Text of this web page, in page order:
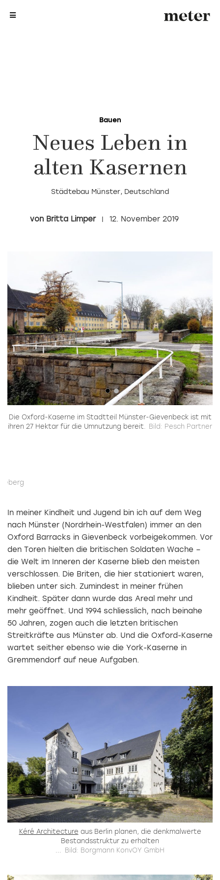
Bauen
Neues Leben in
alten Kasernen
Städtebau Münster, Deutschland
Britta Limper 12. November 2019
Die Oxford-Kaserne im Stadtteil Münster-Gievenbeck ist mit
ihren 27 Hektar für die Umnutzung bereit. Bild: Pesch Partner
In meiner Kindheit und Jugend bin ich auf dem Weg
nach Münster (Nordrhein-Westfalen) immer an den
Oxford Barracks in Gievenbeck vorbeigekommen. Vor
den Toren hielten die britischen Soldaten Wache –
die Welt im Inneren der Kaserne blieb den meisten
verschlossen. Die Briten, die hier stationiert waren,
blieben unter sich. Zumindest in meiner frühen
Kindheit. Später dann wurde das Areal mehr und
mehr geöffnet. Und 1994 schliesslich, nach beinahe
50 Jahren, zogen auch die letzten britischen
Streitkräfte aus Münster ab. Und die Oxford-Kaserne
wartet seither ebenso wie die York-Kaserne in
Gremmendorf auf neue Aufgaben.
Kéré Architecture aus Berlin planen, die denkmalwerte
Bestandsstruktur zu erhalten
...
Bild: Borgmann KonvOY GmbH